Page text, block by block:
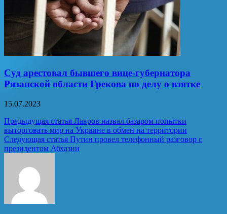
Суд арестовал бывшего вице-губернатора
Рязанской области Грекова по делу о взятке
15.07.2023
Навигация
по
записям
Предыдущая статья Лавров назвал базаром попытки
выторговать мир на Украине в обмен на территории
Следующая статья Путин провел телефонный разговор с
президентом Абхазии